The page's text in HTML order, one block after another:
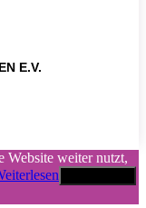
E.V.
Website weiter nutzt,